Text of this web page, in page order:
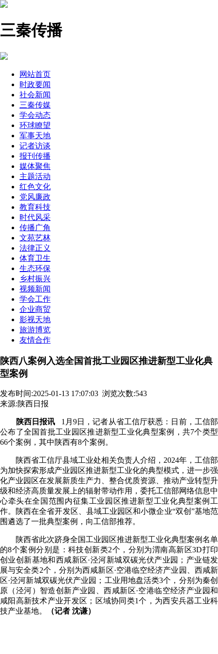
三秦传播
网站首页
时政要闻
社会新闻
三秦传媒
学会动态
环球瞭望
军事天地
记者访谈
报刊传播
媒体聚焦
主题活动
红色文化
党风廉政
教育科技
时代风采
传播广角
文苑艺林
法律正义
体育卫生
生态环保
乡村振兴
视频新闻
学会工作
企业商贸
影视天地
旅游博览
友情合作
陕西八案例入选全国首批工业园区推进新型工业化典
型案例
发布时间:2025-01-13 17:07:03 浏览次数:543
来源:陕西日报
陕西日报讯 1月9日，记者从省工信厅获悉：日前，工信部
公布了全国首批工业园区推进新型工业化典型案例，共7个类型
66个案例，其中陕西有8个案例。
陕西省工信厅县域工业处相关负责人介绍，2024年，工信部
为加快探索形成产业园区推进新型工业化的典型模式，进一步强
化产业园区在发展新质生产力、整合优质资源、推动产业转型升
级和经济高质量发展上的辐射带动作用，委托工信部网络信息中
心牵头在全国范围内征集工业园区推进新型工业化典型案例工
作。陕西在全省开发区、县域工业园区和小微企业“双创”基地范
围遴选了一批典型案例，向工信部推荐。
陕西省此次跻身全国工业园区推进新型工业化典型案例名单
的8个案例分别是：科技创新类2个，分别为渭南高新区3D打印
创业创新基地和西咸新区·泾河新城双碳光伏产业园；产业链发
展与安全类2个，分别为西咸新区·空港临空经济产业园、西咸新
区·泾河新城双碳光伏产业园；工业用地盘活类3个，分别为秦创
原（泾河）智造创新产业园、西咸新区·空港临空经济产业园和
咸阳高新技术产业开发区；区域协同类1个，为西安兵器工业科
技产业基地。
（记者 沈谦）